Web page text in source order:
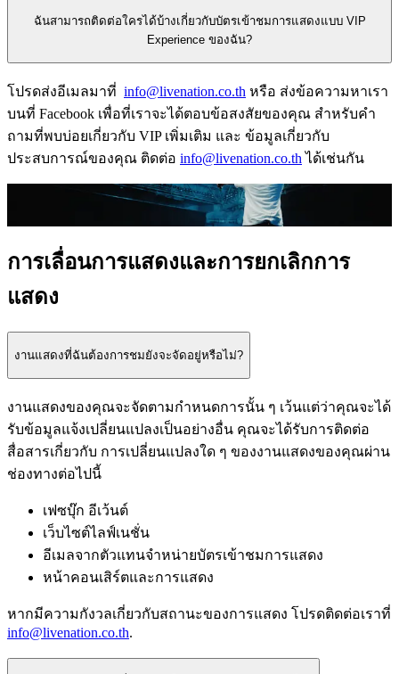
ฉันสามารถติดต่อใครได้บ้างเกี่ยวกับบัตรเข้าชมการแสดงแบบ VIP
Experience ของฉัน?
โปรดส่งอีเมลมาที่ info@livenation.co.th หรือ ส่งข้อความหาเรา
บนที่ Facebook เพื่อที่เราจะได้ตอบข้อสงสัยของคุณ สําหรับคํา
ถามที่พบบ่อยเกี่ยวกับ VIP เพิ่มเติม และ ข้อมูลเกี่ยวกับ
ประสบการณ์ของคุณ ติดต่อ info@livenation.co.th ได้เช่นกัน
การเลื่อนการแสดงและการยกเลิกการ
แสดง
งานแสดงที่ฉันต้องการชมยังจะจัดอยู่หรือไม่?
งานแสดงของคุณจะจัดตามกำหนดการนั้น ๆ เว้นแต่ว่าคุณจะได้
รับข้อมูลแจ้งเปลี่ยนแปลงเป็นอย่างอื่น คุณจะได้รับการติดต่อ
สื่อสารเกี่ยวกับ การเปลี่ยนแปลงใด ๆ ของงานแสดงของคุณผ่าน
ช่องทางต่อไปนี้
เฟซบุ๊ก อีเว้นต์
เว็บไซต์ไลฟ์เนชั่น
อีเมลจากตัวแทนจำหน่ายบัตรเข้าชมการแสดง
หน้าคอนเสิร์ตและการแสดง
หากมีความกังวลเกี่ยวกับสถานะของการแสดง โปรดติดต่อเราที่
info@livenation.co.th.